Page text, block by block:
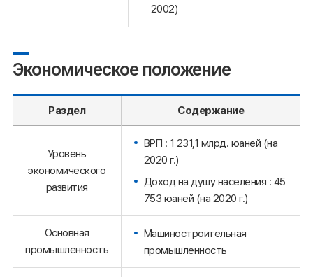
2002)
Экономическое положение
Раздел Содержание
Уровень
экономического
развития
ВРП : 1 231,1 млрд. юаней (на
2020 г.)
Доход на душу населения : 45
753 юаней (на 2020 г.)
Основная
промышленность
Машиностроительная
промышленность